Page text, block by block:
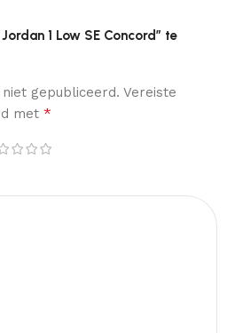
1 Low SE Concord” te
gepubliceerd. Vereiste
met *